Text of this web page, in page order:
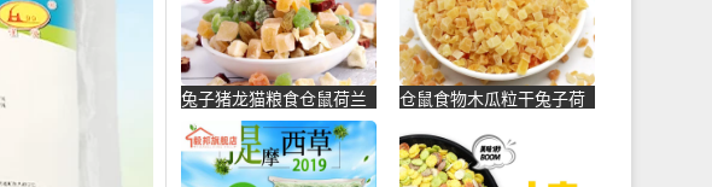
兔子猪龙猫粮食仓鼠荷兰
混合磨牙水果丝熊饲料零
食干金-猪饲料(拼凑旗舰
店仅售14.18元)
仓鼠食物木瓜粒干兔子荷
瓜干粮-猪饲料(宠悦宠物
用品专营店仅售5.8元)